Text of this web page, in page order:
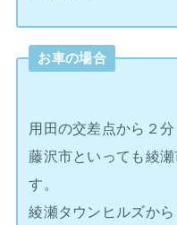
お車の場合
用田の交差点から２
藤沢市といっても綾
す。
綾瀬タウンヒルズか